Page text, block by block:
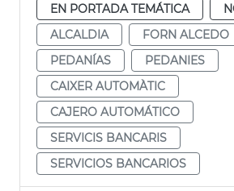
EN PORTADA TEMÁTICA
ALCALDIA
FORN ALCEDO
PEDANÍAS
PEDANIES
CAIXER AUTOMÀTIC
CAJERO AUTOMÁTICO
SERVICIS BANCARIS
SERVICIOS BANCARIOS